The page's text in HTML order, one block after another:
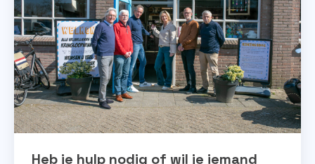
Heb je hulp nodig of wil je iemand